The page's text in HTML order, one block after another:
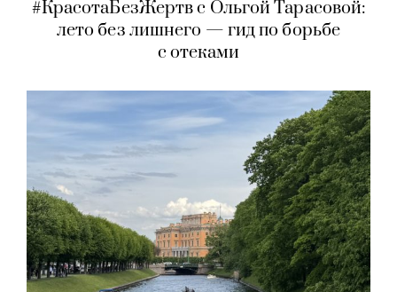
#КрасотаБезЖертв с Ольгой Тарасовой:
лето без лишнего — гид по борьбе
с отеками